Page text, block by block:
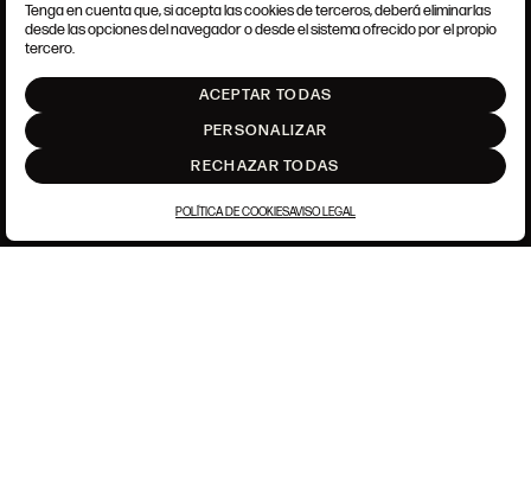
POLÍTICA DE COOKIES
AJUSTE DE COOKIES
Tenga en cuenta que, si acepta las cookies de terceros, deberá eliminarlas
desde las opciones del navegador o desde el sistema ofrecido por el propio
tercero.
ACEPTAR TODAS
PERSONALIZAR
RECHAZAR TODAS
POLÍTICA DE COOKIESAVISO LEGAL